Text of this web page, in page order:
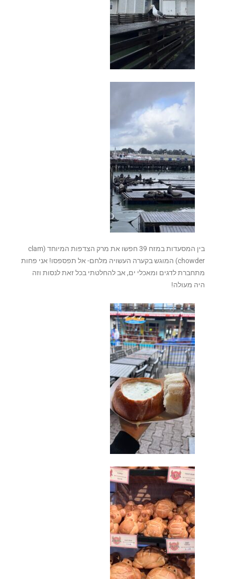
בין המסעדות במזח 39 חפשו את מרק הצדפות המיוחד (clam
chowder) המוגש בקערה העשויה מלחם- אל תפספסו! אני פחות
מתחברת לדגים ומאכלי ים, אב להחלטתי בכל זאת לנסות וזה
היה מעולה!